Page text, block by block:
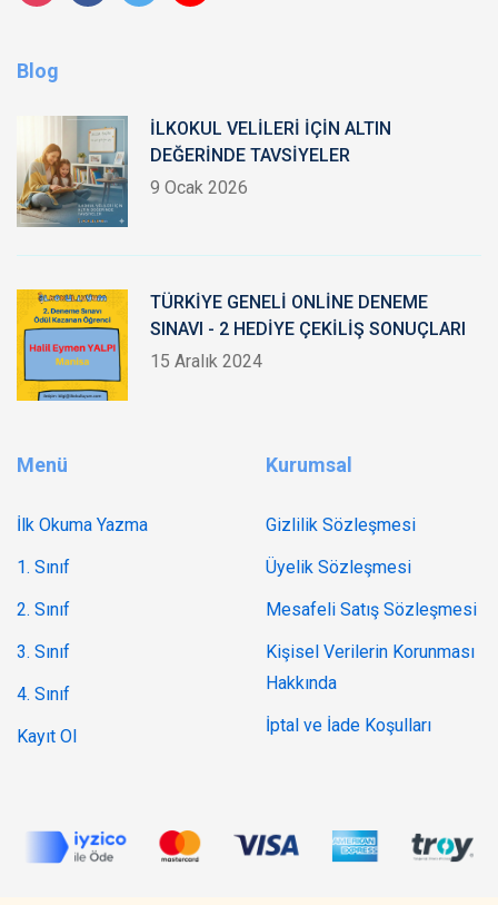
Blog
İLKOKUL VELİLERİ İÇİN ALTIN
DEĞERİNDE TAVSİYELER
9 Ocak 2026
TÜRKİYE GENELİ ONLİNE DENEME
SINAVI - 2 HEDİYE ÇEKİLİŞ SONUÇLARI
15 Aralık 2024
Menü
İlk Okuma Yazma
1. Sınıf
2. Sınıf
3. Sınıf
4. Sınıf
Kayıt Ol
Kurumsal
Gizlilik Sözleşmesi
Üyelik Sözleşmesi
Mesafeli Satış Sözleşmesi
Kişisel Verilerin Korunması
Hakkında
İptal ve İade Koşulları